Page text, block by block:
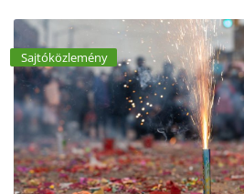
Sajtóközlemény